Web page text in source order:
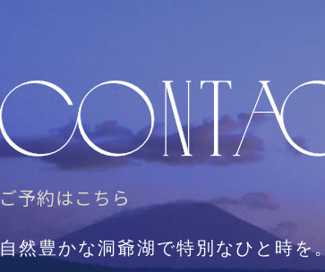
ご予約はこちら
自然豊かな洞爺湖で特別なひと時を。